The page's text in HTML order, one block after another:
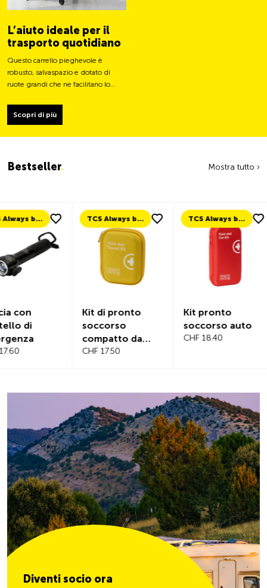
L’aiuto ideale per il
trasporto quotidiano
Questo carrello pieghevole è
robusto, salvaspazio e dotato di
ruote grandi che ne facilitano lo
Scopri di più
Bestseller. Mostra tutto ›
Kit di pronto
soccorso
compatto da
viaggio
CHF 17.50
Kit pronto
soccorso auto
CHF 18.40
Diventi socio ora